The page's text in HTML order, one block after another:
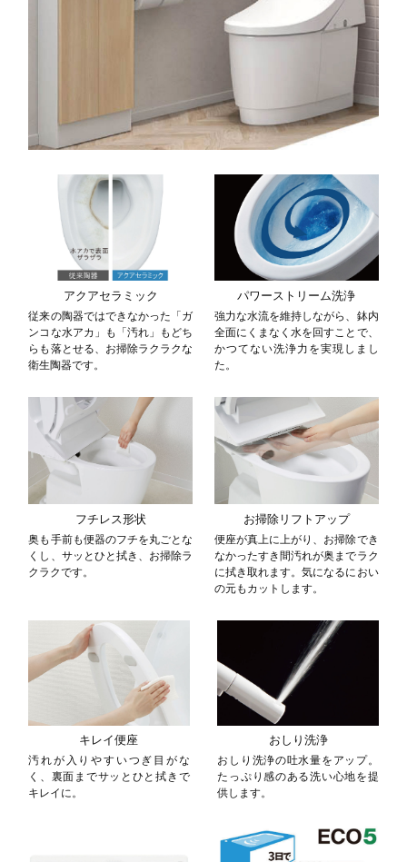
アクアセラミック
従来の陶器ではできなかった「ガ
ンコな水アカ」も「汚れ」もどち
らも落とせる、お掃除ラクラクな
衛生陶器です。
パワーストリーム洗浄
強力な水流を維持しながら、鉢内
全面にくまなく水を回すことで、
かつてない洗浄力を実現しまし
た。
フチレス形状
奥も手前も便器のフチを丸ごとな
くし、サッとひと拭き、お掃除ラ
クラクです。
お掃除リフトアップ
便座が真上に上がり、お掃除でき
なかったすき間汚れが奥までラク
に拭き取れます。気になるにおい
の元もカットします。
キレイ便座
汚れが入りやすいつぎ目がな
く、裏面までサッとひと拭きで
キレイに。
おしり洗浄
おしり洗浄の吐水量をアップ。
たっぷり感のある洗い心地を提
供します。